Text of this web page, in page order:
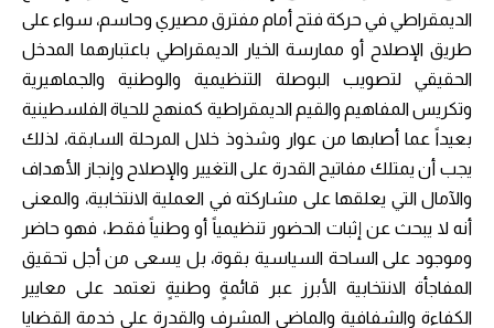
الديمقراطي في حركة فتح أمام مفترق مصيري وحاسم، سواء على
طريق الإصلاح أو ممارسة الخيار الديمقراطي باعتبارهما المدخل
الحقيقي لتصويب البوصلة التنظيمية والوطنية والجماهيرية
وتكريس المفاهيم والقيم الديمقراطية كمنهج للحياة الفلسطينية
بعيداً عما أصابها من عوار وشذوذ خلال المرحلة السابقة، لذلك
يجب أن يمتلك مفاتيح القدرة على التغيير والإصلاح وإنجاز الأهداف
والآمال التي يعلقها على مشاركته في العملية الانتخابية، والمعنى
أنه لا يبحث عن إثبات الحضور تنظيمياً أو وطنياً فقط، فهو حاضر
وموجود على الساحة السياسية بقوة، بل يسعى من أجل تحقيق
المفاجأة الانتخابية الأبرز عبر قائمةٍ وطنيةٍ تعتمد على معايير
الكفاءة والشفافية والماضي المشرف والقدرة على خدمة القضايا